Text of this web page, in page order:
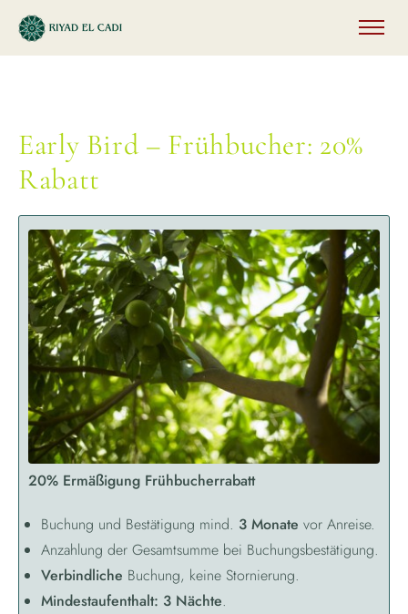
Early Bird – Frühbucher: 20%
Rabatt
20% Ermäßigung Frühbucherrabatt
Buchung und Bestätigung mind. 3 Monate vor Anreise.
Anzahlung der Gesamtsumme bei Buchungsbestätigung.
Verbindliche Buchung, keine Stornierung.
Mindestaufenthalt: 3 Nächte.